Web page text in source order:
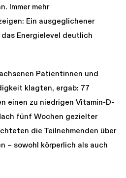
Immer mehr
Ein ausgeglichener
Energielevel deutlich
Patientinnen und
klagten, ergab: 77
einen zu niedrigen Vitamin-D-
fünf Wochen gezielter
die Teilnehmenden über
– sowohl körperlich als auch